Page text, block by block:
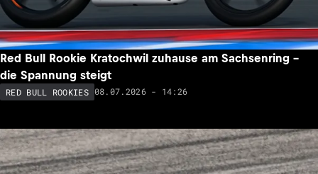
Red Bull Rookie Kratochwil zuhause am Sachsenring –
die Spannung steigt
RED BULL ROOKIES 08.07.2026 - 14:26